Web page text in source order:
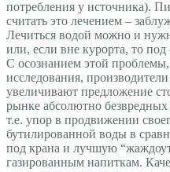
потребления у источника).
считать это лечением –
Лечиться водой можно и
или, если вне курорта, то
С осознанием этой
исследования,
увеличивают предложение
рынке абсолютно
т.е. упор в продвижении
бутилированной воды в
под крана и лучшую
газированным напиткам.